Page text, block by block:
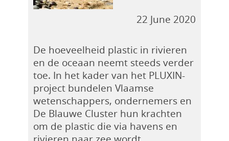
22 June 2020
De hoeveelheid plastic in rivieren
en de oceaan neemt steeds verder
toe. In het kader van het PLUXIN-
project bundelen Vlaamse
wetenschappers, ondernemers en
De Blauwe Cluster hun krachten
om de plastic die via havens en